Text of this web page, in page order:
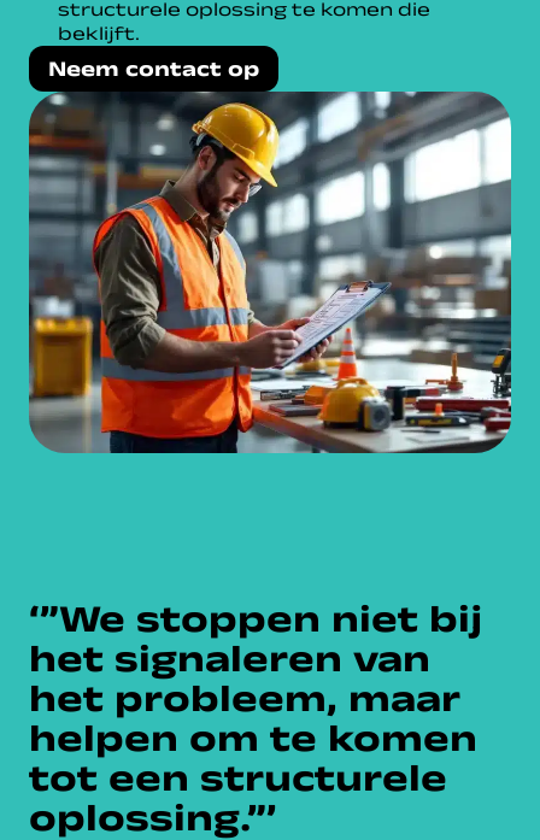
structurele oplossing te komen die
beklijft.
Neem contact op
‘”We stoppen niet bij
het signaleren van
het probleem, maar
helpen om te komen
tot een structurele
oplossing.”’